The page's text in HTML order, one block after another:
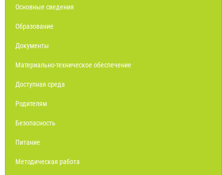
Основные сведения
Образование
Документы
Материально-техническое обеспечение
Доступная среда
Родителям
Безопасность
Питание
Методическая работа